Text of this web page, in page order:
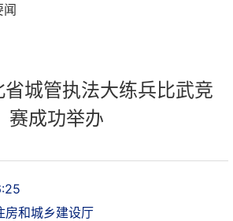
闻
城管执法大练兵比武竞
赛成功举办
房和城乡建设厅